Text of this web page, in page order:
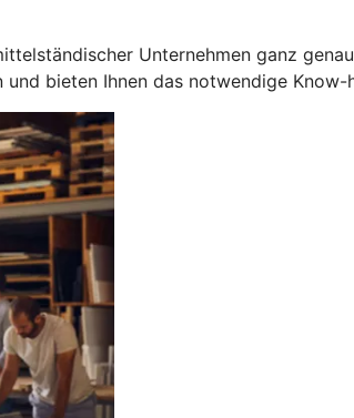
Unternehmen ganz
bieten Ihnen das notwendige